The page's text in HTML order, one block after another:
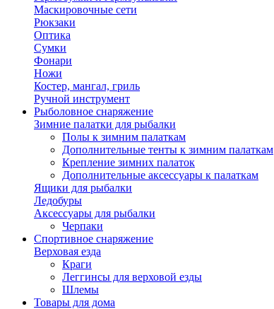
Маскировочные сети
Рюкзаки
Оптика
Сумки
Фонари
Ножи
Костер, мангал, гриль
Ручной инструмент
Рыболовное снаряжение
Зимние палатки для рыбалки
Полы к зимним палаткам
Дополнительные тенты к зимним палаткам
Крепление зимних палаток
Дополнительные аксессуары к палаткам
Ящики для рыбалки
Ледобуры
Аксессуары для рыбалки
Черпаки
Спортивное снаряжение
Верховая езда
Краги
Леггинсы для верховой езды
Шлемы
Товары для дома